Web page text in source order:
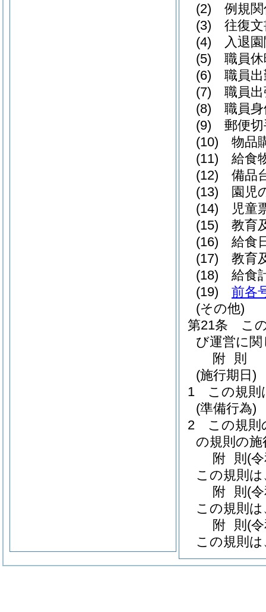
(2)
例規
(3)
往復
(4)
入退
(5)
職員
(6)
職員
(7)
職員
(8)
職員
(9)
郵便
(10)
物品
(11)
給食
(12)
備品
(13)
園児
(14)
児童
(15)
教育
(16)
給食
(17)
教育
(18)
給食
(19)
前各
(その他)
第21条
こ
び運営に
附 則
(施行期日)
1
この規則
(準備行為)
2
この規則
の規則の
附 則 (
この規則
附 則 (
この規則
附 則 (
この規則